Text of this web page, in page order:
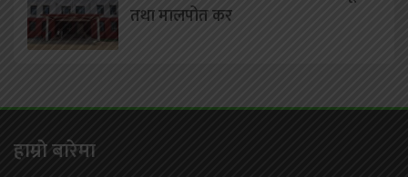
तथा मालपोत कर
हाम्राे बारेमा